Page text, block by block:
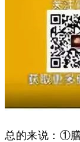
总的来说：①